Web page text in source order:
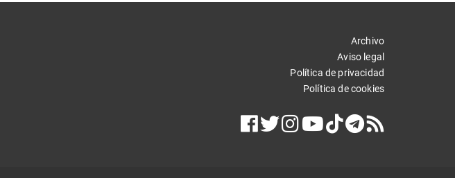
Archivo
Aviso legal
Política de privacidad
Política de cookies